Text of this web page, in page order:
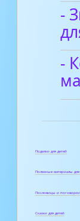
-
-
Поделки для детей
Полезные материалы
Пословицы и поговорки
Сказки для детей